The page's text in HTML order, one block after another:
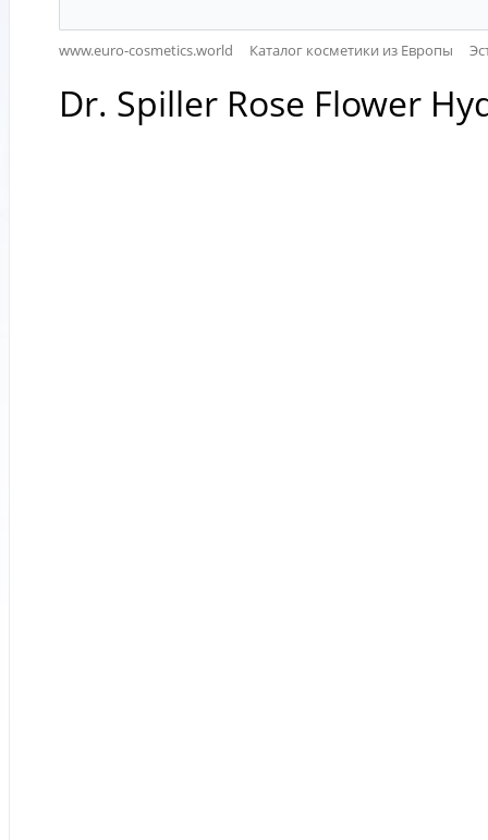
www.euro-cosmetics.world Каталог косметики из Европы
Dr. Spiller Rose Flower